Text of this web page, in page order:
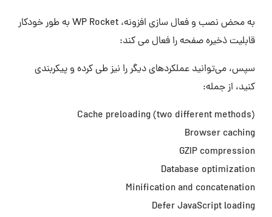
به محض نصب و فعال سازی افزونه، WP Rocket به طور خودکار
قابلیت ذخیره صفحه را فعال می کند:
سپس، می‌توانید عملکردهای دیگر را نیز طی کرده و پیکربندی
کنید، از جمله:
Cache preloading (two different methods)
Browser caching
GZIP compression
Database optimization
Minification and concatenation
Defer JavaScript loading